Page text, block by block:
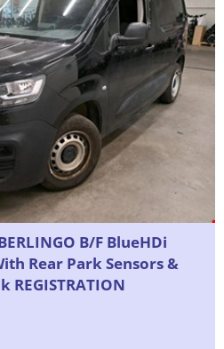
B/F BlueHDi
Rear Park Sensors &